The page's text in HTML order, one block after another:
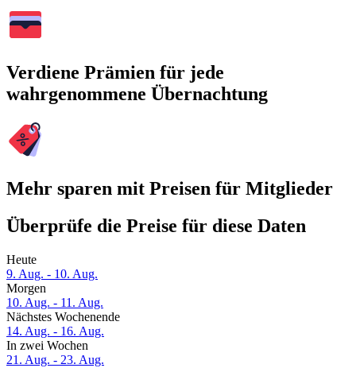
Verdiene Prämien für jede
wahrgenommene Übernachtung
Mehr sparen mit Preisen für Mitglieder
Überprüfe die Preise für diese Daten
Heute
9. Aug. - 10. Aug.
Morgen
10. Aug. - 11. Aug.
Nächstes Wochenende
14. Aug. - 16. Aug.
In zwei Wochen
21. Aug. - 23. Aug.